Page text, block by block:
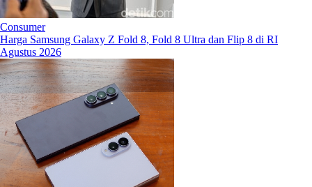
Consumer
Harga Samsung Galaxy Z Fold 8, Fold 8 Ultra dan Flip 8 di RI
Agustus 2026